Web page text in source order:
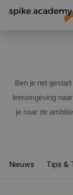
Ben je net
leeromgeving
je naar de
Nieuws Tips &